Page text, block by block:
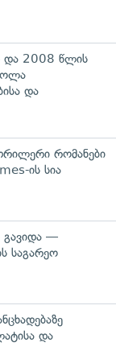
და 2008 წლის
და
რომანები
ის სია
გავიდა —
საგარეო
და